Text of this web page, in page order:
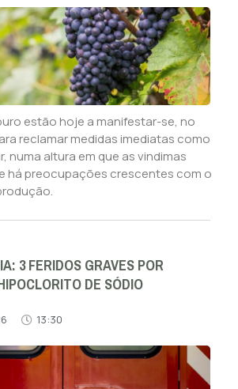
estão hoje a manifestar-se, no
reclamar medidas imediatas como
numa altura em que as vindimas
há preocupações crescentes com o
3 FERIDOS GRAVES POR
DE SÓDIO
13:30